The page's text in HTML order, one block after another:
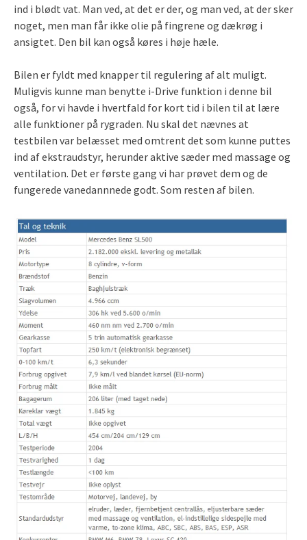
ind i blødt vat. Man ved, at det er der, og man ved, at der sker
noget, men man får ikke olie på fingrene og dækrøg i
ansigtet. Den bil kan også køres i høje hæle.
Bilen er fyldt med knapper til regulering af alt muligt.
Muligvis kunne man benytte i-Drive funktion i denne bil
også, for vi havde i hvertfald for kort tid i bilen til at lære
alle funktioner på rygraden. Nu skal det nævnes at
testbilen var belæsset med omtrent det som kunne puttes
ind af ekstraudstyr, herunder aktive sæder med massage og
ventilation. Det er første gang vi har prøvet dem og de
fungerede vanedannnede godt. Som resten af bilen.